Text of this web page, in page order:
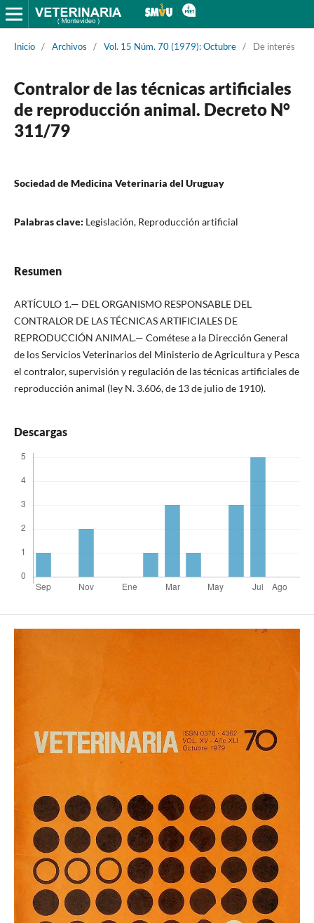
Inicio / Archivos / Vol. 15 Núm. 70 (1979): Octubre / De interés
Contralor de las técnicas artificiales
de reproducción animal. Decreto N°
311/79
Sociedad de Medicina Veterinaria del Uruguay
Palabras clave: Legislación, Reproducción artificial
Resumen
ARTÍCULO 1.— DEL ORGANISMO RESPONSABLE DEL
CONTRALOR DE LAS TÉCNICAS ARTIFICIALES DE
REPRODUCCIÓN ANIMAL.— Cométese a la Dirección General
de los Servicios Veterinarios del Ministerio de Agricultura y Pesca
el contralor, supervisión y regulación de las técnicas artificiales de
reproducción animal (ley N. 3.606, de 13 de julio de 1910).
Descargas